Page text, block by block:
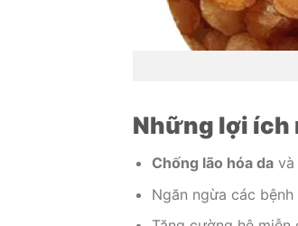
Những lợi ích
Chống lão hóa davà
Ngăn ngừa các bệnh